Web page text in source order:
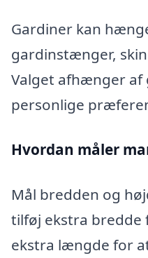
Gardiner kan
gardinstænger,
Valget afhænger af
personlige
Hvordan måler
Mål bredden og
tilføj ekstra bredde
ekstra længde for